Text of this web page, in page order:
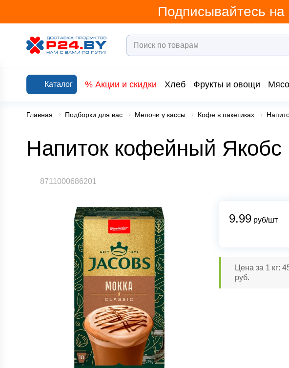
Подписывайтесь
Каталог % Акции и скидки Хлеб Фрукты и овощи Мясо
Главная Подборки для вас Мелочи у кассы Кофе в пакетиках
Напиток кофейный Якобс
8711000686201
9.99 руб/шт
Цена за 1 кг:
руб.